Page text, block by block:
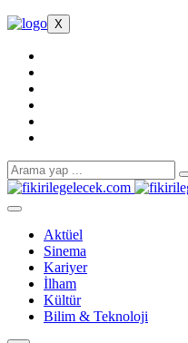
X
Aktüel
Sinema
Kariyer
İlham
Kültür
Bilim & Teknoloji